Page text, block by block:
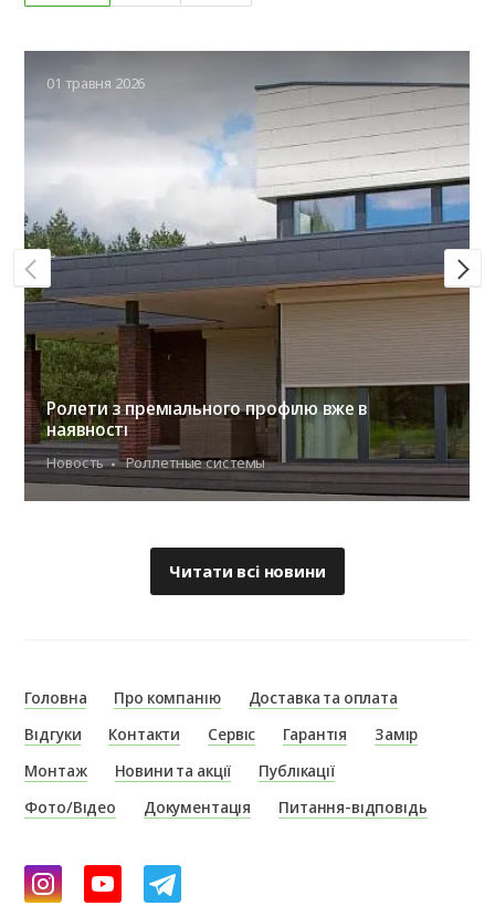
01 травня 2026
Ролети з преміального профілю вже в
наявності
Новость Роллетные системы
Читати всі новини
Головна Про компанію
Доставка та оплата
Відгуки
Контакти Сервіс Гарантія
Замір
Монтаж
Новини та акції
Публікації
Фото/Відео
Документація Питання-відповідь